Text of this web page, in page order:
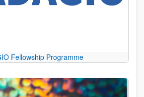
Fellowship Programme